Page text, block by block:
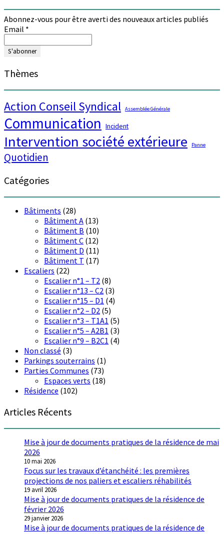
Abonnez-vous pour être averti des nouveaux articles publiés
Email *
Thèmes
Action Conseil Syndical Assemblée Générale
Communication Incident
Intervention société extérieure Panne
Quotidien
Catégories
Bâtiments (28)
Bâtiment A (13)
Bâtiment B (10)
Bâtiment C (12)
Bâtiment D (11)
Bâtiment T (17)
Escaliers (22)
Escalier n°1 – T2 (8)
Escalier n°13 – C2 (3)
Escalier n°15 – D1 (4)
Escalier n°2 – D2 (5)
Escalier n°3 – T1A1 (5)
Escalier n°5 – A2B1 (3)
Escalier n°9 – B2C1 (4)
Non classé (3)
Parkings souterrains (1)
Parties Communes (73)
Espaces verts (18)
Résidence (102)
Articles Récents
Mise à jour de documents pratiques de la résidence de mai
2026
10 mai 2026
Focus sur les travaux d’étanchéité : les premières
projections de nos paliers et escaliers réhabilités
19 avril 2026
Mise à jour de documents pratiques de la résidence de
février 2026
29 janvier 2026
Mise à jour de documents pratiques de la résidence de